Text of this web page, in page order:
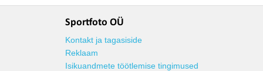
Sportfoto OÜ
Kontakt ja tagasiside
Reklaam
Isikuandmete töötlemise tingimused